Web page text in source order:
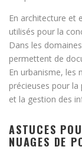
En architecture et
utilisés pour la
Dans les
permettent de
En urbanisme,
précieuses pour
et la gestion des
ASTUCES
NUAGES DE